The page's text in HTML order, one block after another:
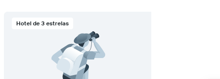
Hotel de 3 estrelas